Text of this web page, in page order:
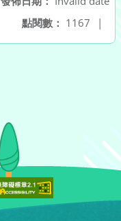
點閱數： 1167 |